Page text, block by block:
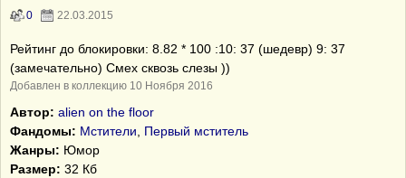
0 22.03.2015
Рейтинг до блокировки: 8.82 * 100 :10: 37 (шедевр) 9: 37
(замечательно) Смех сквозь слезы ))
Добавлен в коллекцию 10 Ноября 2016
Автор: alien on the floor
Фандомы: Мстители
Первый мститель
Жанры: Юмор
Размер: 32 Кб